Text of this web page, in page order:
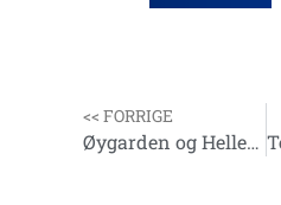
<< FORRIGE
Øygarden og Hellesøy annonse lagt ut på terminlisten